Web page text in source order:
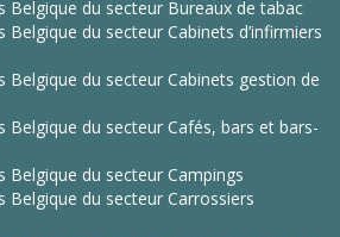
Belgique du secteur Bureaux de tabac
Belgique du secteur Cabinets d’infirmiers
Belgique du secteur Cabinets gestion de
Belgique du secteur Cafés, bars et bars-
Belgique du secteur Campings
Belgique du secteur Carrossiers